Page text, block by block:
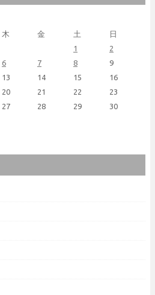
木 金 土 日
1
2
6 7 8
9
13 14 15
16
20 21 22
23
27 28 29
30